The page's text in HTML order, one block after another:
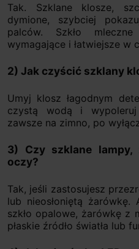
Tak. Szklane klosze,
dymione, szybciej
palców. Szkło
wymagające i łatwiejsze w
2) Jak czyścić szklany
Umyj klosz łagodnym
czystą wodą i
zawsze na zimno, po
3) Czy szklane lampy,
oczy?
Tak, jeśli zastosujesz
lub nieosłoniętą
szkło opalowe, żarówkę z
płaskie źródło światła lub